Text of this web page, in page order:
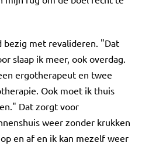
bezig met revalideren. "Dat
slaap ik meer, ook overdag.
ergotherapeut en twee
Ook moet ik thuis
Dat zorgt voor
weer zonder krukken
en af en ik kan mezelf weer